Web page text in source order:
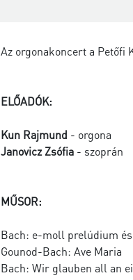
Az orgonakoncert a Petőfi
ELŐADÓK:
Kun Rajmund - orgona
Janovicz Zsófia - szoprán
MŰSOR:
Bach: e-moll prelúdium
Gounod-Bach: Ave Maria
Bach: Wir glauben all an